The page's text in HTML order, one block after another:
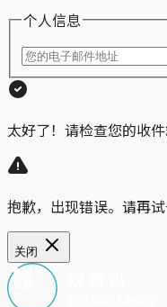
个人信息
太好了！请检查您的收件
抱歉，出现错误。请再试
关闭